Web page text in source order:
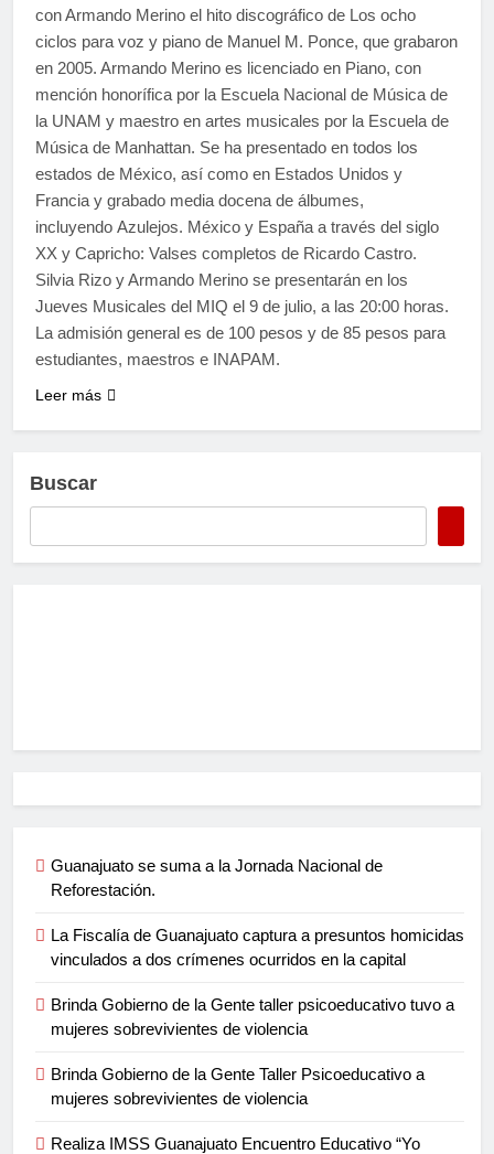
con Armando Merino el hito discográfico de Los ocho
ciclos para voz y piano de Manuel M. Ponce, que grabaron
en 2005. Armando Merino es licenciado en Piano, con
mención honorífica por la Escuela Nacional de Música de
la UNAM y maestro en artes musicales por la Escuela de
Música de Manhattan. Se ha presentado en todos los
estados de México, así como en Estados Unidos y
Francia y grabado media docena de álbumes,
incluyendo Azulejos. México y España a través del siglo
XX y Capricho: Valses completos de Ricardo Castro.
Silvia Rizo y Armando Merino se presentarán en los
Jueves Musicales del MIQ el 9 de julio, a las 20:00 horas.
La admisión general es de 100 pesos y de 85 pesos para
estudiantes, maestros e INAPAM.
Leer más
Buscar
Guanajuato se suma a la Jornada Nacional de
Reforestación.
La Fiscalía de Guanajuato captura a presuntos homicidas
vinculados a dos crímenes ocurridos en la capital
Brinda Gobierno de la Gente taller psicoeducativo tuvo a
mujeres sobrevivientes de violencia
Brinda Gobierno de la Gente Taller Psicoeducativo a
mujeres sobrevivientes de violencia
Realiza IMSS Guanajuato Encuentro Educativo “Yo